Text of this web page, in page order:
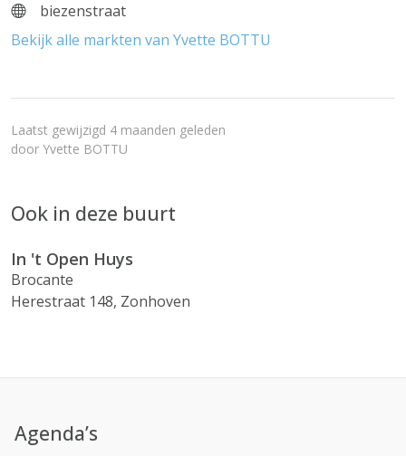
biezenstraat
Bekijk alle markten van Yvette BOTTU
Laatst gewijzigd 4 maanden geleden
door Yvette BOTTU
Ook in deze buurt
In 't Open Huys
Brocante
Herestraat 148, Zonhoven
Agenda’s